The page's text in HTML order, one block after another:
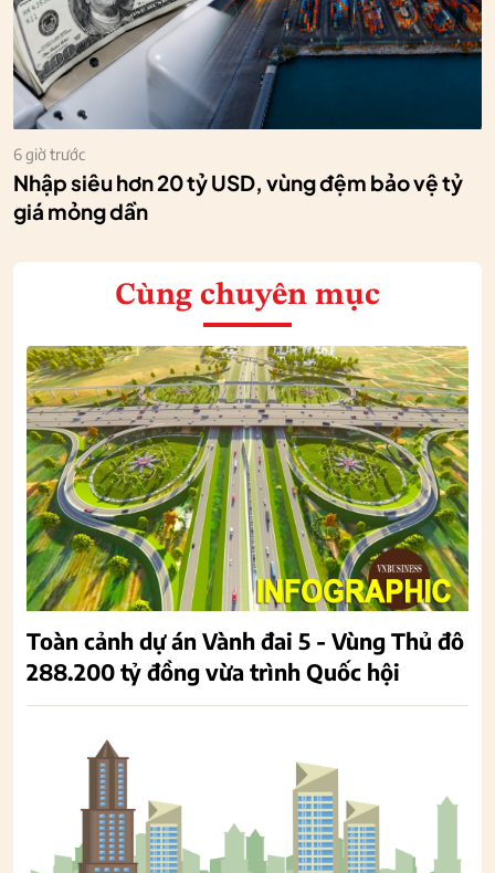
6 giờ trước
Nhập siêu hơn 20 tỷ USD, vùng đệm bảo vệ tỷ
giá mỏng dần
Cùng chuyên mục
Toàn cảnh dự án Vành đai 5 - Vùng Thủ đô
288.200 tỷ đồng vừa trình Quốc hội